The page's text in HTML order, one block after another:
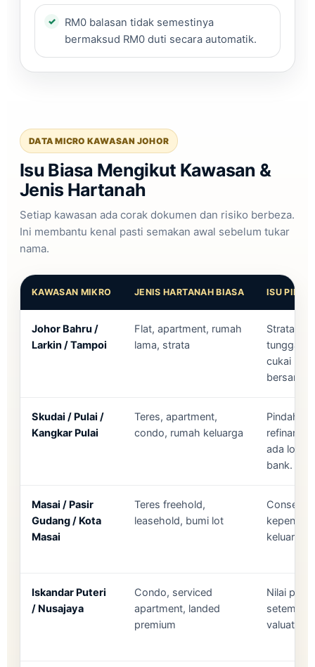
RM0 balasan tidak semestinya
bermaksud RM0 duti secara automatik.
DATA MICRO KAWASAN JOHOR
Isu Biasa Mengikut Kawasan &
Jenis Hartanah
Setiap kawasan ada corak dokumen dan risiko berbeza.
Ini membantu kenal pasti semakan awal sebelum tukar
nama.
KAWASAN MIKRO JENIS HARTANAH BIASA ISU
Johor Bahru /
Larkin / Tampoi
Flat, apartment, rumah
lama, strata
Strata
cukai
bersama.
Skudai / Pulai /
Kangkar Pulai
Teres, apartment,
condo, rumah keluarga
Pindah
ada loan
bank.
Masai / Pasir
Gudang / Kota
Masai
Teres freehold,
leasehold, bumi lot
Consent
keluarga
Iskandar Puteri
/ Nusajaya
Condo, serviced
apartment, landed
premium
Nilai
setem
valuation